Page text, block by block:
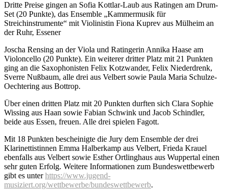
Dritte Preise gingen an Sofia Kottlar-Laub aus Ratingen am Drum-
Set (20 Punkte), das Ensemble „Kammermusik für
Streichinstrumente“ mit Violinistin Fiona Kuprev aus Mülheim an
der Ruhr, Essener
Joscha Rensing an der Viola und Ratingerin Annika Haase am
Violoncello (20 Punkte). Ein weiterer dritter Platz mit 21 Punkten
ging an die Saxophonisten Felix Kotzwander, Felix Niederdrenk,
Sverre Nußbaum, alle drei aus Velbert sowie Paula Maria Schulze-
Oechtering aus Bottrop.
Über einen dritten Platz mit 20 Punkten durften sich Clara Sophie
Wissing aus Haan sowie Fabian Schwink und Jacob Schindler,
beide aus Essen, freuen. Alle drei spielen Fagott.
Mit 18 Punkten bescheinigte die Jury dem Ensemble der drei
Klarinettistinnen Emma Halberkamp aus Velbert, Frieda Krauel
ebenfalls aus Velbert sowie Esther Ortlinghaus aus Wuppertal einen
sehr guten Erfolg. Weitere Informationen zum Bundeswettbewerb
gibt es unterhttps://www.jugend-
musiziert.org/wettbewerbe/bundeswettbewerb.